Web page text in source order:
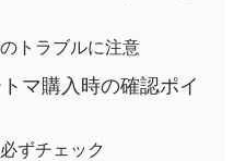
トラブルに注意
マ購入時の確認ポイ
ずチェック